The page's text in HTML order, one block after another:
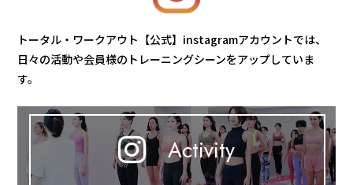
トータル・ワークアウト【公式】instagramアカウントでは、
日々の活動や会員様のトレーニングシーンをアップしていま
す。
Activity